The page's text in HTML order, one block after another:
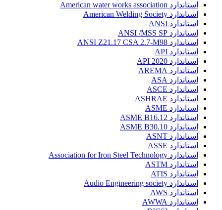
استاندارد American water works association
استاندارد American Welding Society
استاندارد ANSI
استاندارد ANSI /MSS SP
استاندارد ANSI Z21.17 CSA 2.7-M98
استاندارد API
استاندارد API 2020
استاندارد AREMA
استاندارد ASA
استاندارد ASCE
استاندارد ASHRAE
استاندارد ASME
استاندارد ASME B16.12
استاندارد ASME B30.10
استاندارد ASNT
استاندارد ASSE
استاندارد Association for Iron Steel Technology
استاندارد ASTM
استاندارد ATIS
استاندارد Audio Engineering society
استاندارد AWS
استاندارد AWWA